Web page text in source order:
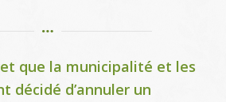
que la municipalité et les
décidé d’annuler un